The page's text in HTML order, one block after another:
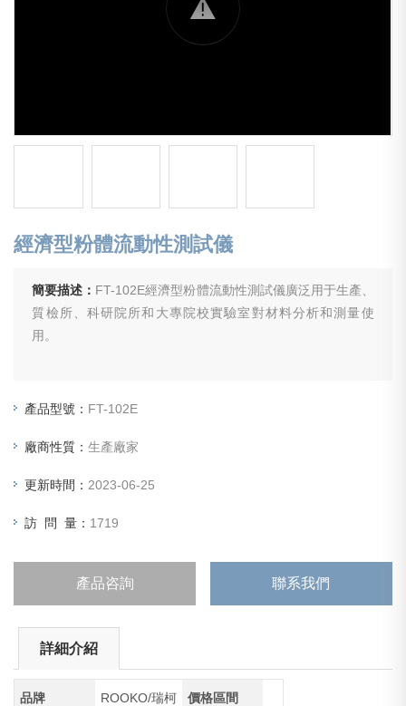
經濟型粉體流動性測試儀
簡要描述： FT-102E經濟型粉體流動性測試儀廣泛用于生產、
質檢所、科研院所和大專院校實驗室對材料分析和測量使
用。
產品型號： FT-102E
廠商性質：生產廠家
更新時間： 2023-06-25
訪 問 量： 1719
產品咨詢 聯系我們
詳細介紹
品牌 ROOKO/瑞柯 價格區間